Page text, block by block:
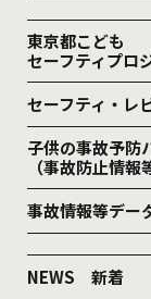
東京都こども
セーフティプロ
セーフティ・レ
子供の事故予防
（事故防止情報
事故情報等デー
NEWS 新着